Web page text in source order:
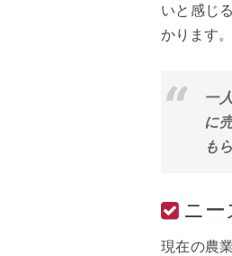
いと感じ
かります。
一
に
も
ニ
現在の農